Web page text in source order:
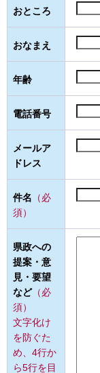
おところ
おなまえ
年齢
電話番号
メールア
ドレス
件名 （必
須）
県政への
提案・意
見・要望
など（必
須）
文字化け
を防ぐた
め、4行か
ら5行を目